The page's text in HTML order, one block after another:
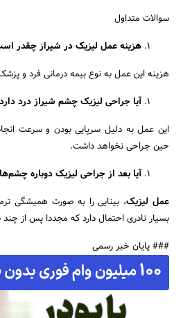
سوالات متداول
هزینه عمل لیزیک در شیراز چقدر
هزینه این عمل به نوع بیمه درمانی فرد و
آیا جراحی لیزیک چشم شیراز درد
این عمل به دلیل سرپایی بودن و سرعت
حین جراحی نخواهد داشت.
آیا بعد از جراحی لیزیک دوباره
عمل لیزیک، بینایی را به صورت همیشگی
بسیار نادری احتمال دارد که مجددا پس از چند
### پایان خبر رسمی